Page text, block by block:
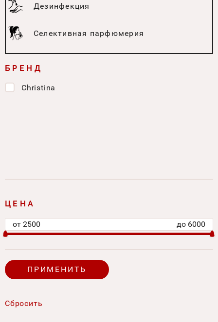
Дезинфекция
Селективная парфюмерия
БРЕНД
Christina
ЦЕНА
от 2500 до 6000